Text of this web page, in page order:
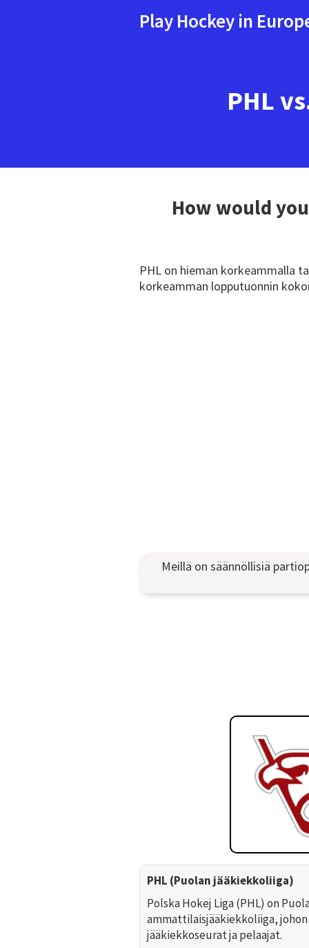
Play Hockey in
PHL
How would
PHL on hieman korkeammalla
korkeamman lopputuonnin
Meillä on säännöllisiä
PHL (Puolan jääkiekkoliiga)
Polska Hokej Liga (PHL) on
ammattilaisjääkiekkoliiga,
jääkiekkoseurat ja pelaajat.